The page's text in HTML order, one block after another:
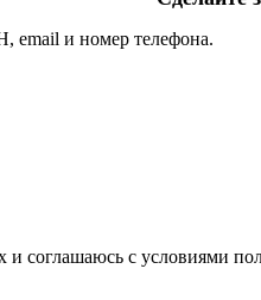
email и номер телефона.
соглашаюсь с условиями